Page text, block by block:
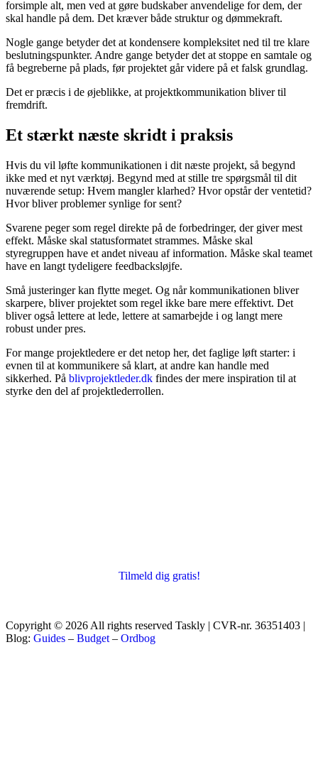
forsimple alt, men ved at gøre budskaber anvendelige for dem, der
skal handle på dem. Det kræver både struktur og dømmekraft.
Nogle gange betyder det at konden­sere kompleksitet ned til tre klare
beslutningspunkter. Andre gange betyder det at stoppe en samtale og
få begreberne på plads, før projektet går videre på et falsk grundlag.
Det er præcis i de øjeblikke, at projektkommunikation bliver til
fremdrift.
Et stærkt næste skridt i praksis
Hvis du vil løfte kommunikationen i dit næste projekt, så begynd
ikke med et nyt værktøj. Begynd med at stille tre spørgsmål til dit
nuværende setup: Hvem mangler klarhed? Hvor opstår der ventetid?
Hvor bliver problemer synlige for sent?
Svarene peger som regel direkte på de forbedringer, der giver mest
effekt. Måske skal statusformatet strammes. Måske skal
styregruppen have et andet niveau af information. Måske skal teamet
have en langt tydeligere feedbacksløjfe.
Små justeringer kan flytte meget. Og når kommunikationen bliver
skarpere, bliver projektet som regel ikke bare mere effektivt. Det
bliver også lettere at lede, lettere at samarbejde i og langt mere
robust under pres.
For mange projektledere er det netop her, det faglige løft starter: i
evnen til at kommunikere så klart, at andre kan handle med
sikkerhed. På blivprojektleder.dk findes der mere inspiration til at
styrke den del af projektlederrollen.
Tilmeld dig gratis!
Copyright © 2026 All rights reserved Taskly | CVR-nr. 36351403 |
Blog: Guides – Budget – Ordbog